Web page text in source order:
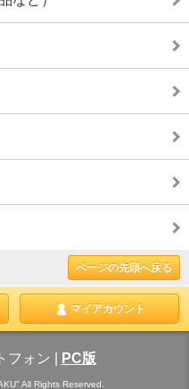
ページの先頭へ戻る
マイアカウント
フォン PC版
All Rights Reserved.